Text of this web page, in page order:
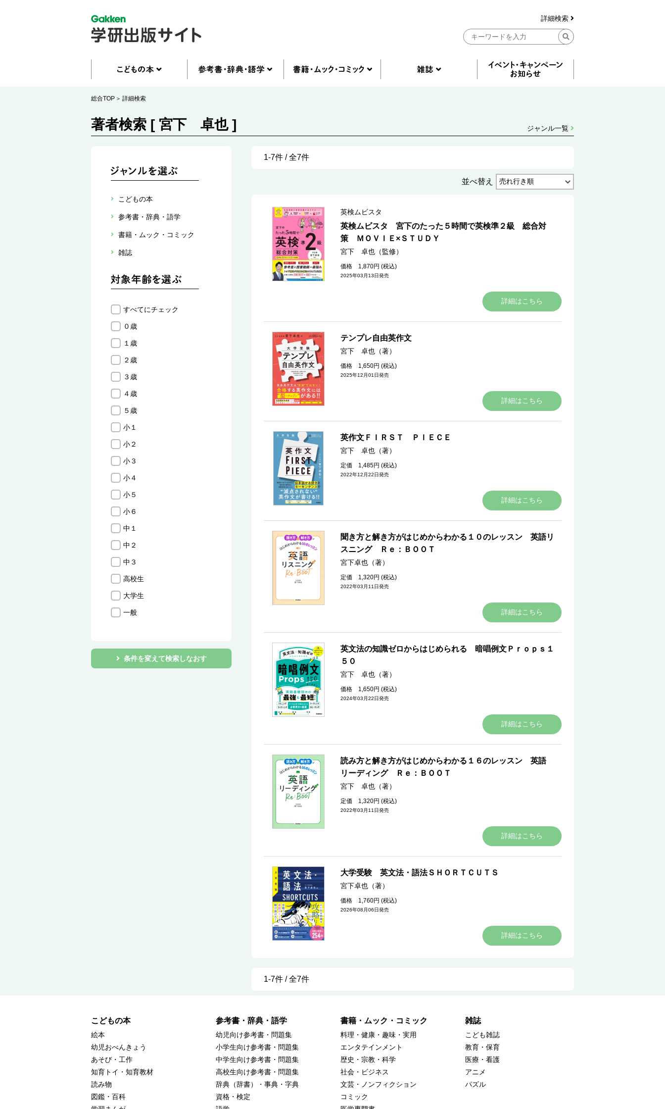
詳細検索
総合TOP 詳細検索
著者検索 [ 宮下 卓也 ] ジャンル一覧
こどもの本
参考書・辞典・語学
書籍・ムック・コミック
雑誌
すべてにチェック
０歳
１歳
２歳
３歳
４歳
５歳
小１
小２
小３
小４
小５
小６
中１
中２
中３
高校生
大学生
一般
条件を変えて検索しなおす
1-7件 / 全7件
並べ替え
英検ムビスタ
英検ムビスタ 宮下のたった５時間で英検準２級 総合対
策 ＭＯＶＩＥ×ＳＴＵＤＹ
宮下 卓也（監修）
価格 1,870円 (税込)
2025年03月13日発売
詳細はこちら
テンプレ自由英作文
宮下 卓也（著）
価格 1,650円 (税込)
2025年12月01日発売
詳細はこちら
英作文ＦＩＲＳＴ ＰＩＥＣＥ
宮下 卓也（著）
定価 1,485円 (税込)
2022年12月22日発売
詳細はこちら
聞き方と解き方がはじめからわかる１０のレッスン 英語リ
スニング Ｒｅ：ＢＯＯＴ
宮下卓也（著）
定価 1,320円 (税込)
2022年03月11日発売
詳細はこちら
英文法の知識ゼロからはじめられる 暗唱例文Ｐｒｏｐｓ１
５０
宮下 卓也（著）
価格 1,650円 (税込)
2024年03月22日発売
詳細はこちら
読み方と解き方がはじめからわかる１６のレッスン 英語
リーディング Ｒｅ：ＢＯＯＴ
宮下 卓也（著）
定価 1,320円 (税込)
2022年03月11日発売
詳細はこちら
大学受験 英文法・語法ＳＨＯＲＴＣＵＴＳ
宮下卓也（著）
価格 1,760円 (税込)
2026年08月06日発売
詳細はこちら
1-7件 / 全7件
こどもの本
絵本
幼児おべんきょう
あそび・工作
知育トイ・知育教材
読み物
図鑑・百科
参考書・辞典・語学
幼児向け参考書・問題集
小学生向け参考書・問題集
中学生向け参考書・問題集
高校生向け参考書・問題集
辞典（辞書）・事典・字典
資格・検定
書籍・ムック・コミック
料理・健康・趣味・実用
エンタテインメント
歴史・宗教・科学
社会・ビジネス
文芸・ノンフィクション
コミック
雑誌
こども雑誌
教育・保育
医療・看護
アニメ
パズル